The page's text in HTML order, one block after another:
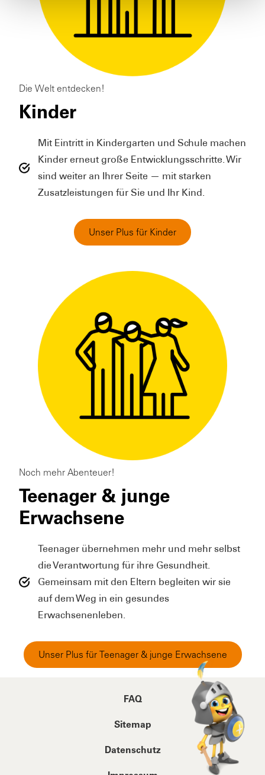
Die Welt entdecken!
Kinder
Mit Eintritt in Kindergarten und Schule machen
Kinder erneut große Entwicklungsschritte. Wir
sind weiter an Ihrer Seite — mit starken
Zusatzleistungen für Sie und Ihr Kind.
Unser Plus für Kinder
Noch mehr Abenteuer!
Teenager & junge
Erwachsene
Teenager übernehmen mehr und mehr selbst
die Verantwortung für ihre Gesundheit.
Gemeinsam mit den Eltern begleiten wir sie
auf dem Weg in ein gesundes
Erwachsenenleben.
Unser Plus für Teenager & junge Erwachsene
FAQ
Sitemap
Datenschutz